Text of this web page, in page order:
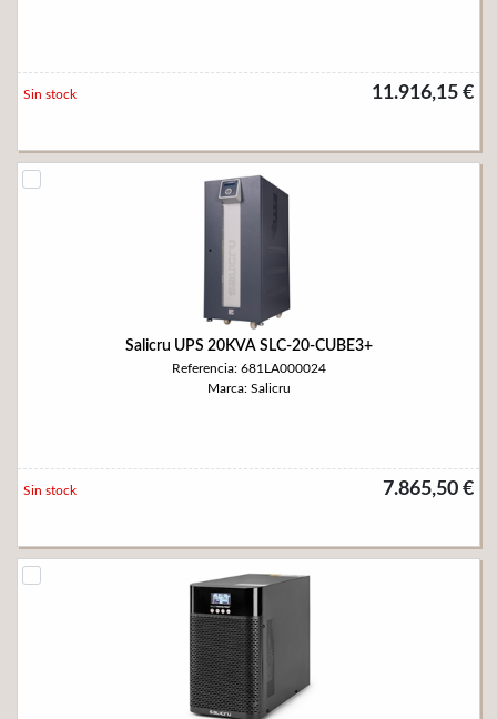
11.916,15 €
Sin stock
Salicru UPS 20KVA SLC-20-CUBE3+
Referencia: 681LA000024
Marca: Salicru
7.865,50 €
Sin stock